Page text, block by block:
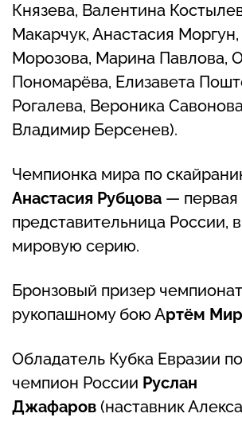
Князева, Валентина
Макарчук, Анастасия
Морозова, Марина Павлова,
Пономарёва, Елизавета
Рогалева, Вероника
Владимир Берсенев).
Чемпионка мира по
Анастасия Рубцова — первая
представительница России,
мировую серию.
Бронзовый призер
рукопашному бою Артём
Обладатель Кубка Евразии
чемпион России Руслан
Джафаров (наставник